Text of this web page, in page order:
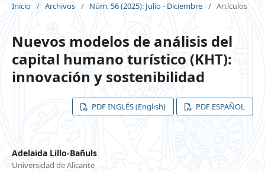
Inicio / Archivos / Núm. 56 (2025): Julio - Diciembre / Artículos
Nuevos modelos de análisis del
capital humano turístico (KHT):
innovación y sostenibilidad
PDF INGLÉS (English) PDF ESPAÑOL
Adelaida Lillo-Bañuls
Universidad de Alicante